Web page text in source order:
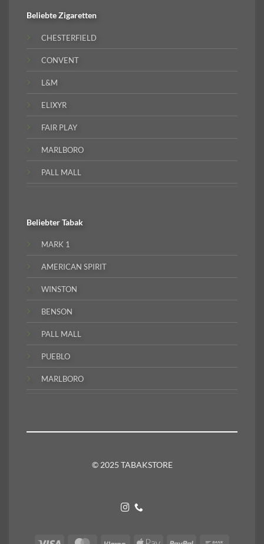
BeliebteZigaretten
CHESTERFIELD
CONVENT
L&M
ELIXYR
FAIR PLAY
MARLBORO
PALL MALL
BeliebterTabak
MARK 1
AMERICAN SPIRIT
WINSTON
BENSON
PALL MALL
PUEBLO
MARLBORO
© 2025 TABAKSTORE